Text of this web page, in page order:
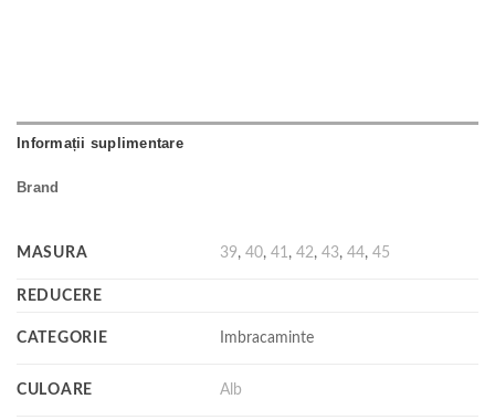
Informații suplimentare
Brand
MASURA 39,40,41 ,42,43,44,45
REDUCERE
CATEGORIE Imbracaminte
CULOARE Alb